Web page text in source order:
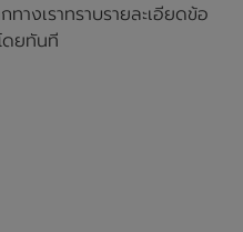
างเราทราบรายละเอียดข้อ
ดยทันที